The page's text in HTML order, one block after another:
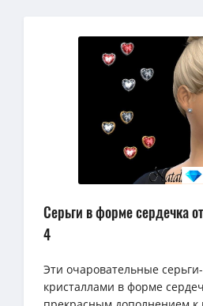
Серьги в форме сердечка
4
Эти очаровательные
кристаллами в форме